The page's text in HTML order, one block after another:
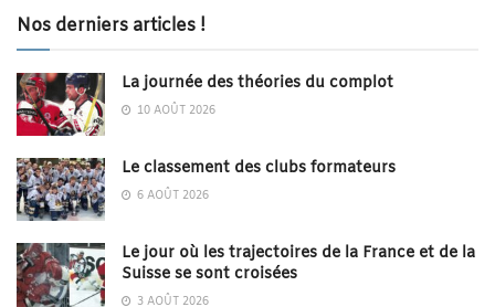
Nos derniers articles !
La journée des théories du complot
10 AOÛT 2026
Le classement des clubs formateurs
6 AOÛT 2026
Le jour où les trajectoires de la France et de la
Suisse se sont croisées
3 AOÛT 2026